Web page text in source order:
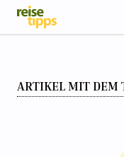
Skip to Content
ARTIKEL MIT DEM